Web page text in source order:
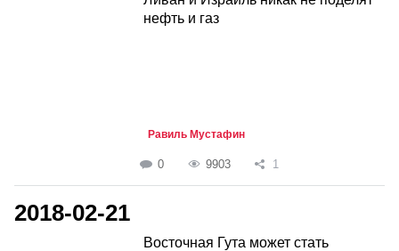
нефть и газ
Равиль Мустафин
0 9903 1
2018-02-21
Восточная Гута может стать